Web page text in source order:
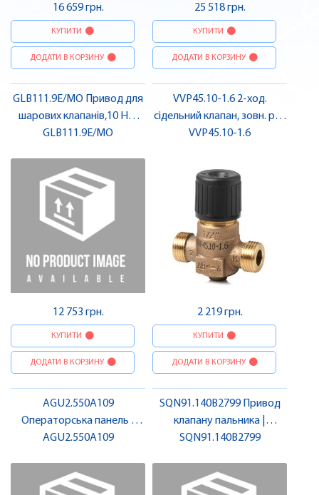
16 659 грн.
КУПИТИ
ДОДАТИ В КОРЗИНУ
25 518 грн.
КУПИТИ
ДОДАТИ В КОРЗИНУ
GLB111.9E/MO Привод для
шарових клапанів,10 Нм,
Modbus | SIEMENS
GLB111.9E/MO
12 753 грн.
КУПИТИ
ДОДАТИ В КОРЗИНУ
VVP45.10-1.6 2-ход.
сідельний клапан, зовн. різ.,
PN16, DN10, kvs 1.6 |
VVP45.10-1.6
2 219 грн.
КУПИТИ
ДОДАТИ В КОРЗИНУ
AGU2.550A109
Операторська панель |
SIEMENS
AGU2.550A109
SQN91.140B2799 Привод
клапану пальника |
SIEMENS
SQN91.140B2799